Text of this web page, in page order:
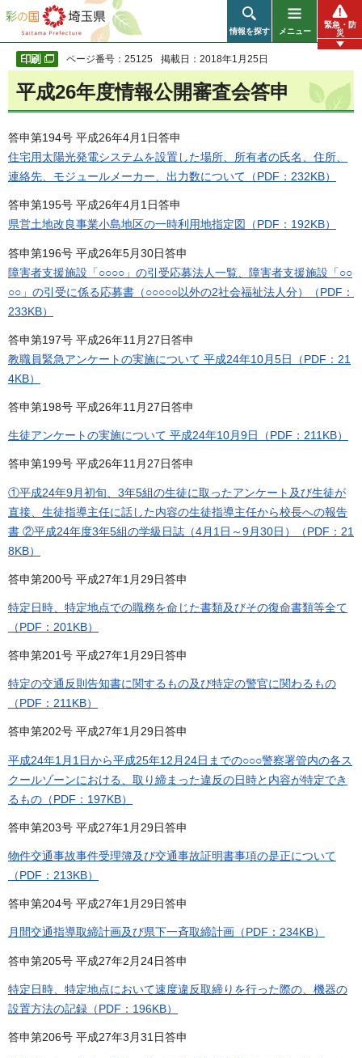
彩の国 埼玉県
情報を探す メニュー
緊急・防
災
ページ番号：25125 掲載日：2018年1月25日
平成26年度情報公開審査会答申
答申第194号 平成26年4月1日答申
住宅用太陽光発電システムを設置した場所、所有者の氏名、住所、
連絡先、モジュールメーカー、出力数について（PDF：232KB）
答申第195号 平成26年4月1日答申
県営土地改良事業小島地区の一時利用地指定図（PDF：192KB）
答申第196号 平成26年5月30日答申
障害者支援施設「○○○○」の引受応募法人一覧、障害者支援施設「○○
○○」の引受に係る応募書（○○○○○以外の2社会福祉法人分）（PDF：
233KB）
答申第197号 平成26年11月27日答申
教職員緊急アンケートの実施について 平成24年10月5日（PDF：21
4KB）
答申第198号 平成26年11月27日答申
生徒アンケートの実施について 平成24年10月9日（PDF：211KB）
答申第199号 平成26年11月27日答申
①平成24年9月初旬、3年5組の生徒に取ったアンケート及び生徒が
直接、生徒指導主任に話した内容の生徒指導主任から校長への報告
書 ②平成24年度3年5組の学級日誌（4月1日～9月30日）（PDF：21
8KB）
答申第200号 平成27年1月29日答申
特定日時、特定地点での職務を命じた書類及びその復命書類等全て
（PDF：201KB）
答申第201号 平成27年1月29日答申
特定の交通反則告知書に関するもの及び特定の警官に関わるもの
（PDF：211KB）
答申第202号 平成27年1月29日答申
平成24年1月1日から平成25年12月24日までの○○○警察署管内の各ス
クールゾーンにおける、取り締まった違反の日時と内容が特定でき
るもの（PDF：197KB）
答申第203号 平成27年1月29日答申
物件交通事故事件受理簿及び交通事故証明書事項の是正について
（PDF：213KB）
答申第204号 平成27年1月29日答申
月間交通指導取締計画及び県下一斉取締計画（PDF：234KB）
答申第205号 平成27年2月24日答申
特定日時、特定地点において速度違反取締りを行った際の、機器の
設置方法の記録（PDF：196KB）
答申第206号 平成27年3月31日答申